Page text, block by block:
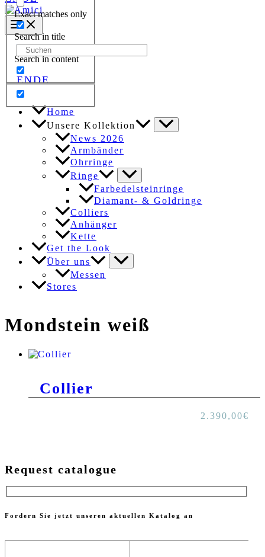
Exact matches only
Search in title
Search in content
Search
for:
ENDE
Home
Unsere Kollektion
News 2026
Armbänder
Ohrringe
Ringe
Farbedelsteinringe
Diamant- & Goldringe
Colliers
Anhänger
Kette
Get the Look
Über uns
Messen
Stores
Mondstein weiß
Collier
2.390,00€
Request catalogue
Fordern Sie jetzt unseren aktuellen Katalog an